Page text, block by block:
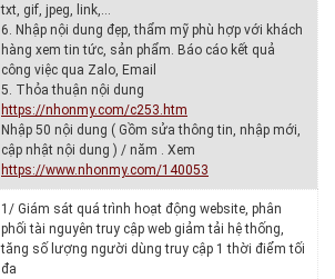
txt, gif, jpeg, link,…
6. Nhập nội dung đẹp, thẩm mỹ phù hợp với khách
hàng xem tin tức, sản phẩm. Báo cáo kết quả
công việc qua Zalo, Email
5. Thỏa thuận nội dung
https://nhonmy.com/c253.htm
Nhập 50 nội dung ( Gồm sửa thông tin, nhập mới,
cập nhật nội dung ) / năm . Xem
https://www.nhonmy.com/140053
1/ Giám sát quá trình hoạt động website, phân
phối tài nguyên truy cập web giảm tải hệ thống,
tăng số lượng người dùng truy cập 1 thời điểm tối
đa